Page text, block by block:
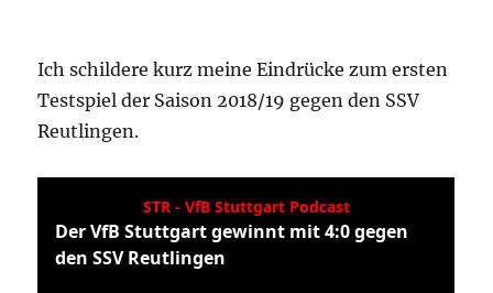
Ich schildere kurz meine Eindrücke zum ersten
Testspiel der Saison 2018/19 gegen den SSV
Reutlingen.